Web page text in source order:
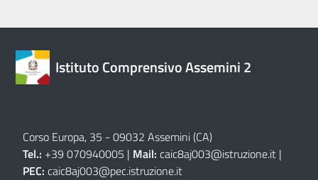
Istituto Comprensivo Assemini 2
Corso Europa, 35 - 09032 Assemini (CA)
Tel.: +39 070940005 | Mail: caic8aj003@istruzione.it |
PEC: caic8aj003@pec.istruzione.it